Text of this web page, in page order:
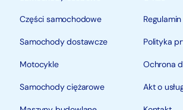
Części samochodowe
Samochody dostawcze
Motocykle
Samochody ciężarowe
Regulamin
Polityka
Ochrona
Akt o